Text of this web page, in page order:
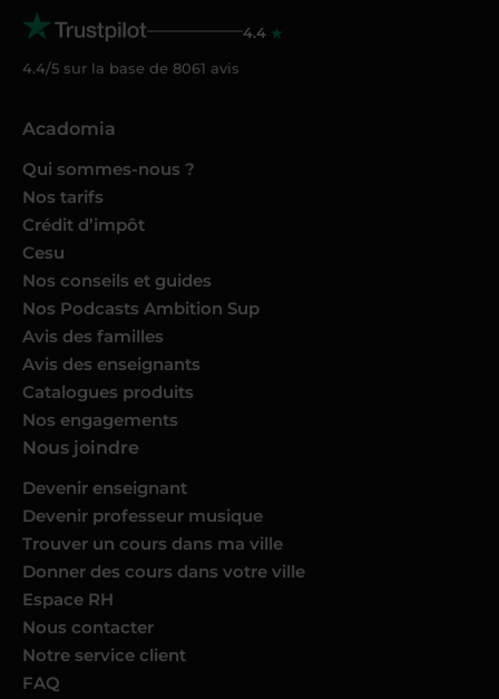
4.4
4.4/5 sur la base de 8061 avis
Acadomia
Qui sommes-nous ?
Nos tarifs
Crédit d’impôt
Cesu
Nos conseils et guides
Nos Podcasts Ambition Sup
Avis des familles
Avis des enseignants
Catalogues produits
Nos engagements
Nous joindre
Devenir enseignant
Devenir professeur musique
Trouver un cours dans ma ville
Donner des cours dans votre ville
Espace RH
Nous contacter
Notre service client
FAQ